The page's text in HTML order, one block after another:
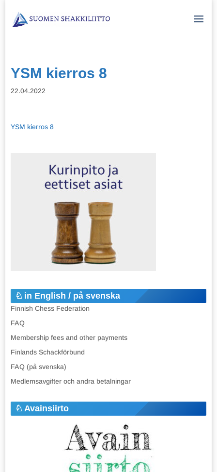
YSM kierros 8
22.04.2022
YSM kierros 8
in English / på svenska
Finnish Chess Federation
FAQ
Membership fees and other payments
Finlands Schackförbund
FAQ (på svenska)
Medlemsavgifter och andra betalningar
Avainsiirto